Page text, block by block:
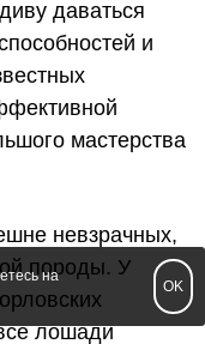
даваться
и
мастерства
невзрачных,
породы. У
лошади
на
OK